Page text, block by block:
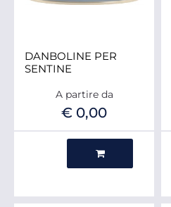
DANBOLINE PER
SENTINE
A partire da
€ 0,00